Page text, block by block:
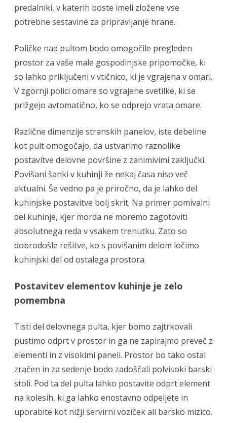
predalniki, v katerih boste imeli zložene vse
potrebne sestavine za pripravljanje hrane.
Poličke nad pultom bodo omogočile pregleden
prostor za vaše male gospodinjske pripomočke, ki
so lahko priključeni v vtičnico, ki je vgrajena v omari.
V zgornji polici omare so vgrajene svetilke, ki se
prižgejo avtomatično, ko se odprejo vrata omare.
Različne dimenzije stranskih panelov, iste debeline
kot pult omogočajo, da ustvarimo raznolike
postavitve delovne površine z zanimivimi zaključki.
Povišani šanki v kuhinji že nekaj časa niso več
aktualni. Še vedno pa je priročno, da je lahko del
kuhinjske postavitve bolj skrit. Na primer pomivalni
del kuhinje, kjer morda ne moremo zagotoviti
absolutnega reda v vsakem trenutku. Zato so
dobrodošle rešitve, ko s povišanim delom ločimo
kuhinjski del od ostalega prostora.
Postavitev elementov kuhinje je zelo
pomembna
Tisti del delovnega pulta, kjer bomo zajtrkovali
pustimo odprt v prostor in ga ne zapirajmo preveč z
elementi in z visokimi paneli. Prostor bo tako ostal
zračen in za sedenje bodo zadoščali polvisoki barski
stoli. Pod ta del pulta lahko postavite odprt element
na kolesih, ki ga lahko enostavno odpeljete in
uporabite kot nižji servirni voziček ali barsko mizico.